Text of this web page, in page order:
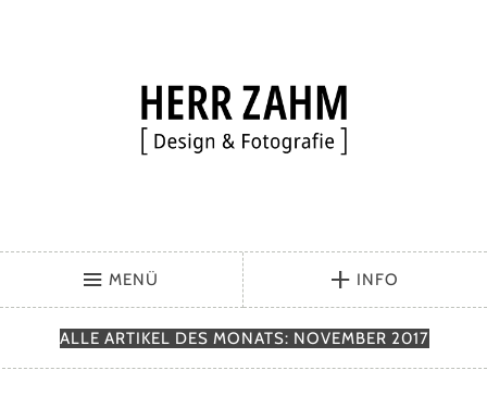
MENÜ INFO
ALLE ARTIKEL DES MONATS: NOVEMBER 2017